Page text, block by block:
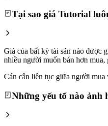
Tại sao giá Tutorial
Giá của bất kỳ tài sản nào được
nhiều người muốn bán hơn mua,
Cán cân liên tục giữa người
Những yếu tố nào ảnh